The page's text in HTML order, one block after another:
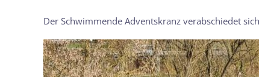
Der Schwimmende Adventskranz verabschiedet